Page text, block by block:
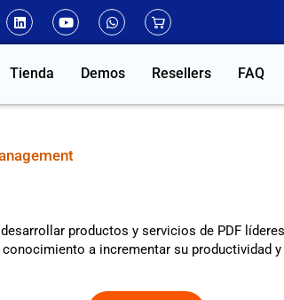
Tienda Demos Resellers FAQ
productos y servicios de PDF
a incrementar su productividad